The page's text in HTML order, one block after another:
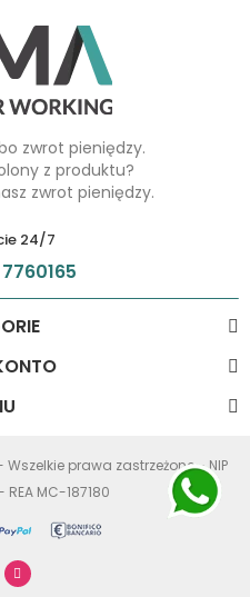
zwrot pieniędzy.
z produktu?
zwrot pieniędzy.
24/7
prawa zastrzeżone - NIP
MC-187180